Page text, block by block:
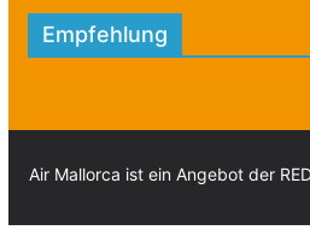
Empfehlung
Air Mallorca ist ein Angebot der